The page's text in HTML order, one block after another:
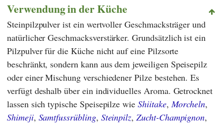
Verwendung in der Küche
Steinpilzpulver ist ein wertvoller Geschmacksträger und
natürlicher Geschmacksverstärker. Grundsätzlich ist ein
Pilzpulver für die Küche nicht auf eine Pilzsorte
beschränkt, sondern kann aus dem jeweiligen Speisepilz
oder einer Mischung verschiedener Pilze bestehen. Es
verfügt deshalb über ein individuelles Aroma. Getrocknet
lassen sich typische Speisepilze wieShiitake,Morcheln,
Shimeji, Samtfussrübling, Steinpilz,Zucht-Champignon,